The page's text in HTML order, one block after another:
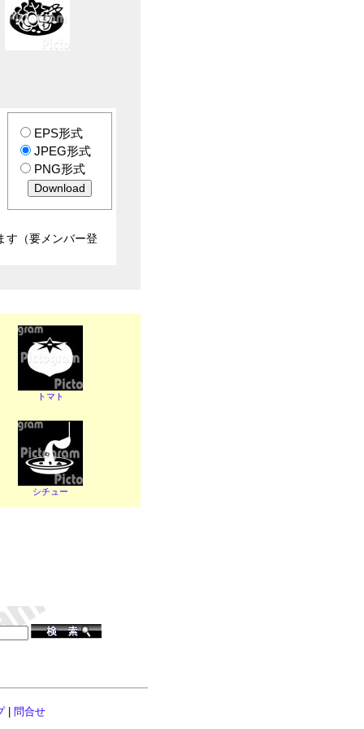
EPS形式
JPEG形式
PNG形式
す（要メンバー登
トマト
シチュー
| 問合せ